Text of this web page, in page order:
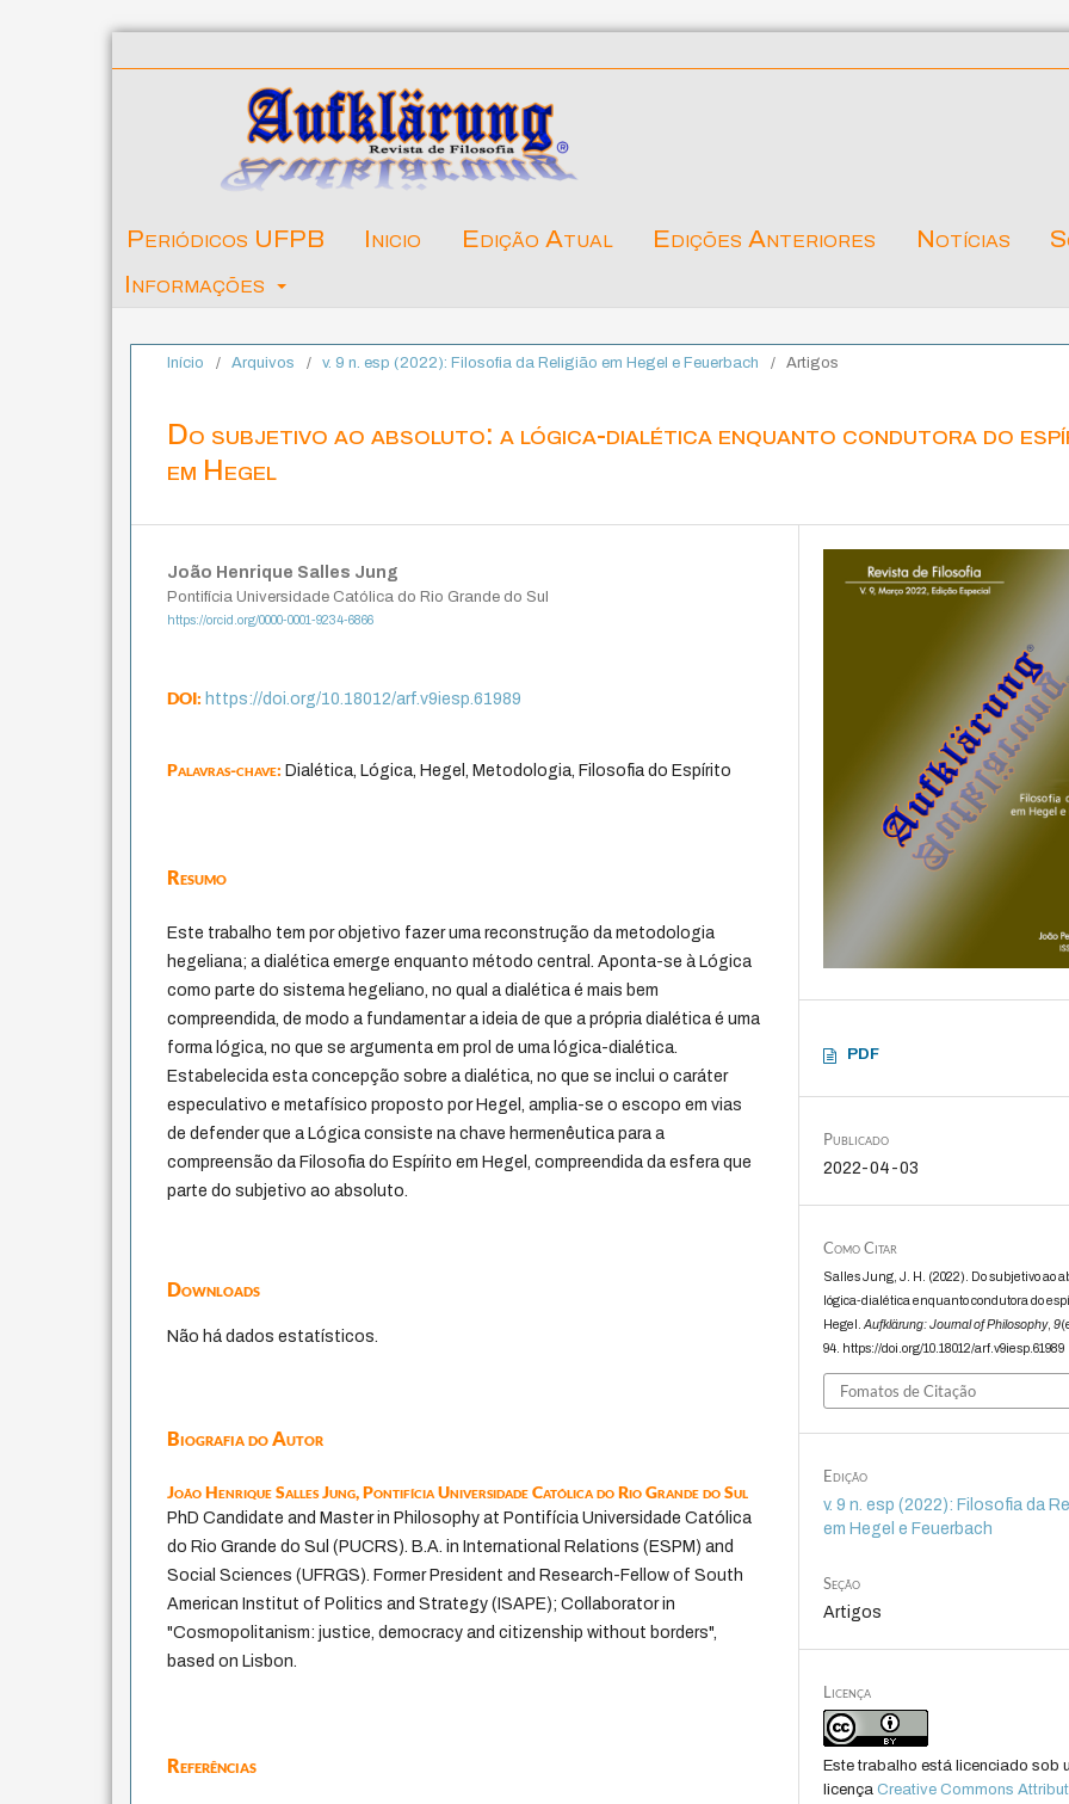
Periódicos UFPB Inicio Edição Atual Edições Anteriores Notícias
Informações
Início / Arquivos / v. 9 n. esp (2022): Filosofia da Religião em Hegel e Feuerbach / Artigos
Do subjetivo ao absoluto: a lógica-dialética enquanto condutora do
em Hegel
João Henrique Salles Jung
Pontifícia Universidade Católica do Rio Grande do Sul
https://orcid.org/0000-0001-9234-6866
DOI:https://doi.org/10.18012/arf.v9iesp.61989
Palavras-chave:Dialética, Lógica, Hegel, Metodologia, Filosofia do Espírito
Resumo
Este trabalho tem por objetivo fazer uma reconstrução da metodologia
hegeliana; a dialética emerge enquanto método central. Aponta-se à Lógica
como parte do sistema hegeliano, no qual a dialética é mais bem
compreendida, de modo a fundamentar a ideia de que a própria dialética é uma
forma lógica, no que se argumenta em prol de uma lógica-dialética.
Estabelecida esta concepção sobre a dialética, no que se inclui o caráter
especulativo e metafísico proposto por Hegel, amplia-se o escopo em vias
de defender que a Lógica consiste na chave hermenêutica para a
compreensão da Filosofia do Espírito em Hegel, compreendida da esfera que
parte do subjetivo ao absoluto.
Downloads
Não há dados estatísticos.
Biografia do Autor
João Henrique Salles Jung,Pontifícia Universidade Católica do Rio Grande do Sul
PhD Candidate and Master in Philosophy at Pontifícia Universidade Católica
do Rio Grande do Sul (PUCRS). B.A. in International Relations (ESPM) and
Social Sciences (UFRGS). Former President and Research-Fellow of South
American Institut of Politics and Strategy (ISAPE); Collaborator in
"Cosmopolitanism: justice, democracy and citizenship without borders",
based on Lisbon.
Referências
PDF
Publicado
2022-04-03
Como Citar
Salles Jung, J. H. (2022). Do subjetivo ao
lógica-dialética enquanto condutora do
Hegel.Aufklärung: Journal of Philosophy,9
94. https://doi.org/10.18012/arf.v9iesp.61989
Fomatos de Citação
Edição
v. 9 n. esp (2022): Filosofia da
em Hegel e Feuerbach
Seção
Artigos
Licença
Este trabalho está licenciado sob
licençaCreative Commons